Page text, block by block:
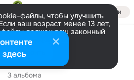
Войти
файлы, чтобы улучшить
ваш возраст менее 13 лет,
должен ваш законный
информации
Настроить
Исполнитель
Stidlmusic
3 альбома